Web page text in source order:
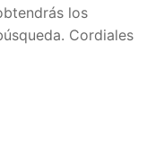
los
Cordiales